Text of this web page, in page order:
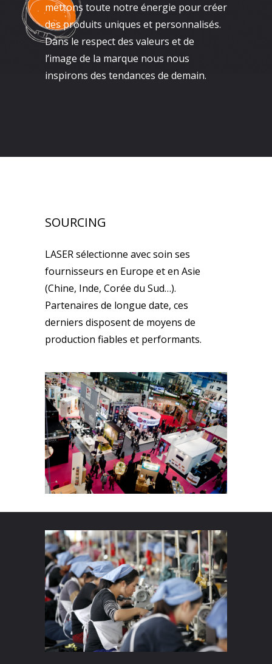
mettons toute notre énergie pour créer
des produits uniques et personnalisés.
Dans le respect des valeurs et de
l’image de la marque nous nous
inspirons des tendances de demain.
SOURCING
LASER sélectionne avec soin ses
fournisseurs en Europe et en Asie
(Chine, Inde, Corée du Sud…).
Partenaires de longue date, ces
derniers disposent de moyens de
production fiables et performants.